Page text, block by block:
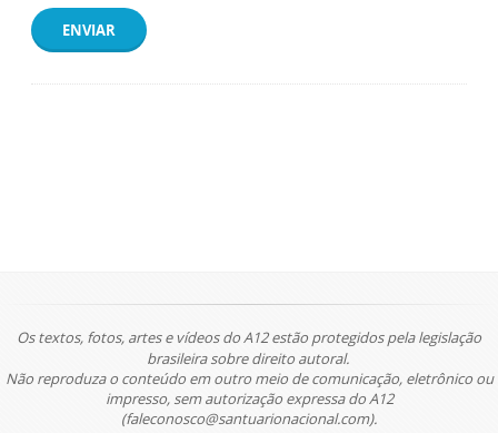
ENVIAR
Os textos, fotos, artes e vídeos do A12 estão protegidos pela legislação
brasileira sobre direito autoral.
Não reproduza o conteúdo em outro meio de comunicação, eletrônico ou
impresso, sem autorização expressa do A12
(faleconosco@santuarionacional.com).